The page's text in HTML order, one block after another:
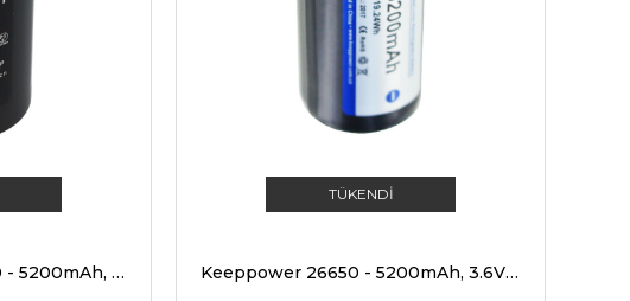
Keeppower IMR26650 - 5200mAh, 15A, 3.6V - 3.7V Li-ion pil
TÜKENDI
Keeppower 26650 - 5200mAh, 3.6V - 3.7V Li-Ion pil PCB korumalı 69.5x26.8mm